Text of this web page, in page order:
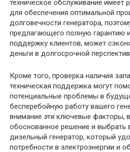
техническое обслуживание имеет
для обеспечения оптимальной
долговечности генератора,
предлагающего полную гарантию
поддержку клиентов, может
деньги в долгосрочной
Кроме того, проверка наличия
техническая поддержка могут
потенциальные проблемы в
бесперебойную работу вашего
внимание эти ключевые факторы,
обоснованное решение и выбрать
дизельный генератор, который
потребности в электроэнергии и